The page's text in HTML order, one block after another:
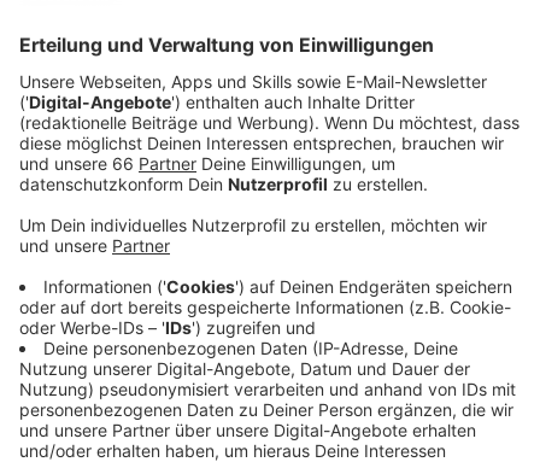
Anzeige
Doch ein Blick hinter die Kulissen zeigt, dass die
Familie dunkle Geheimnisse hat. Als eine mysteriöse
Frau auf dem Anwesen der Ushers auftaucht, nehmen
die mysteriösen Fälle rund um die Familie zu und nicht
jeder wird das überleben…
Streaming-Dienst: Netflix
Anzeige